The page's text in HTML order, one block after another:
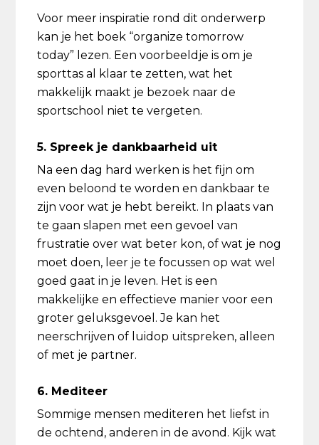
Voor meer inspiratie rond dit onderwerp
kan je het boek “organize tomorrow
today” lezen. Een voorbeeldje is om je
sporttas al klaar te zetten, wat het
makkelijk maakt je bezoek naar de
sportschool niet te vergeten.
5. Spreek je dankbaarheid uit
Na een dag hard werken is het fijn om
even beloond te worden en dankbaar te
zijn voor wat je hebt bereikt. In plaats van
te gaan slapen met een gevoel van
frustratie over wat beter kon, of wat je nog
moet doen, leer je te focussen op wat wel
goed gaat in je leven. Het is een
makkelijke en effectieve manier voor een
groter geluksgevoel. Je kan het
neerschrijven of luidop uitspreken, alleen
of met je partner.
6. Mediteer
Sommige mensen mediteren het liefst in
de ochtend, anderen in de avond. Kijk wat